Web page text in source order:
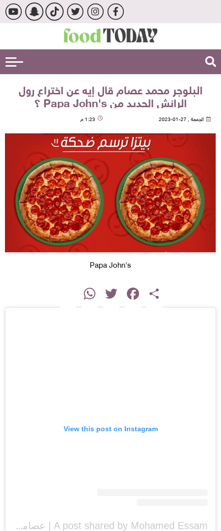
البلوجر محمد عصام قال إيه عن اختراع رول
الرانش الجديد من Papa John's ؟
الجمعة , 27-01-2023 1:23 م
Papa John's
Share
Facebook
Twitter
WhatsApp
View this post on Instagram
A post shared by Mohamed Essam | عصاميات (@essamyat96)